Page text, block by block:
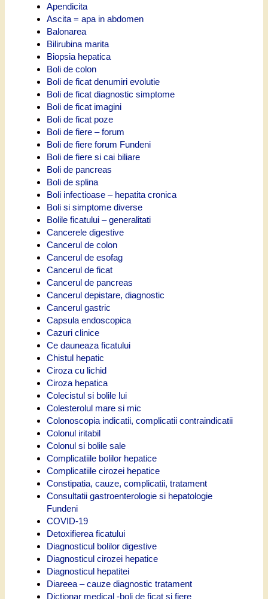
Apendicita
Ascita = apa in abdomen
Balonarea
Bilirubina marita
Biopsia hepatica
Boli de colon
Boli de ficat denumiri evolutie
Boli de ficat diagnostic simptome
Boli de ficat imagini
Boli de ficat poze
Boli de fiere – forum
Boli de fiere forum Fundeni
Boli de fiere si cai biliare
Boli de pancreas
Boli de splina
Boli infectioase – hepatita cronica
Boli si simptome diverse
Bolile ficatului – generalitati
Cancerele digestive
Cancerul de colon
Cancerul de esofag
Cancerul de ficat
Cancerul de pancreas
Cancerul depistare, diagnostic
Cancerul gastric
Capsula endoscopica
Cazuri clinice
Ce dauneaza ficatului
Chistul hepatic
Ciroza cu lichid
Ciroza hepatica
Colecistul si bolile lui
Colesterolul mare si mic
Colonoscopia indicatii, complicatii contraindicatii
Colonul iritabil
Colonul si bolile sale
Complicatiile bolilor hepatice
Complicatiile cirozei hepatice
Constipatia, cauze, complicatii, tratament
Consultatii gastroenterologie si hepatologie
Fundeni
COVID-19
Detoxifierea ficatului
Diagnosticul bolilor digestive
Diagnosticul cirozei hepatice
Diagnosticul hepatitei
Diareea – cauze diagnostic tratament
Dictionar medical -boli de ficat si fiere